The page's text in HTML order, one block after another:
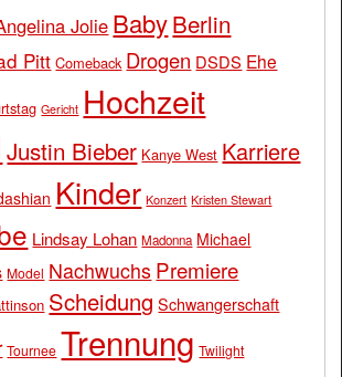
Jolie BabyBerlin
Pitt Comeback Drogen DSDS Ehe
Gericht Hochzeit
Justin Bieber Kanye West Karriere
Kinder Konzert Kristen Stewart
Lindsay Lohan Madonna Michael
Model Nachwuchs Premiere
Scheidung Schwangerschaft
Tournee Trennung Twilight